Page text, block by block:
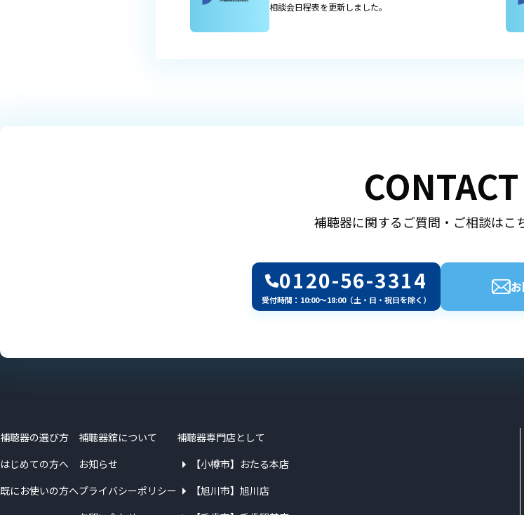
相談会日程表を更新しました。
CONTACT
補聴器に関するご質問・ご相談はこ
0120-56-3314
受付時間：10:00～18:00（土・日・祝日を除く）
補聴器の選び方
はじめての方へ
既にお使いの方へ
補聴器舘について
お知らせ
プライバシーポリシー
補聴器専門店として
【小樽市】おたる本店
【旭川市】旭川店